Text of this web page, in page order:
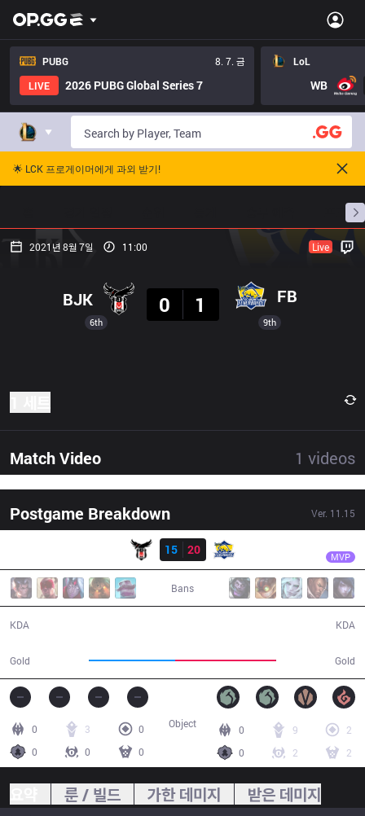
PUBG
8. 7. 금
LIVE
2026 PUBG Global Series 7
LoL
WB
🌟 LCK 프로게이머에게 과외 받기!
프로빌
2021년 8월 7일 11:00 Live
6th
BJK
0
1 FB
9th
Match Video 1 videos
Postgame Breakdown Ver. 11.15
15
20 MVP
Bans
KDA
Gold Gold
KDA
0 3
0
0
0 0
0 9
2
0
2 2
Object
룬 / 빌드 가한 데미지 받은 데미지